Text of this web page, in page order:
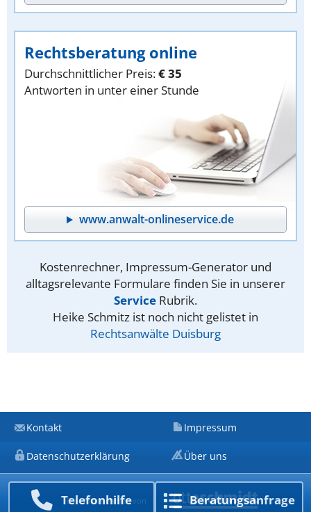
Rechtsberatung online
Durchschnittlicher Preis:€ 35
Antworten in unter einer Stunde
www.anwalt-onlineservice.de
Kostenrechner, Impressum-Generator und
alltagsrelevante Formulare finden Sie in unserer
Service Rubrik.
Heike Schmitz ist noch nicht gelistet in
Rechtsanwälte Duisburg
Telefon­hilfe Beratungs­anfrage
Kontakt Impressum
Datenschutzerklärung Über uns
Ein Unternehmen von